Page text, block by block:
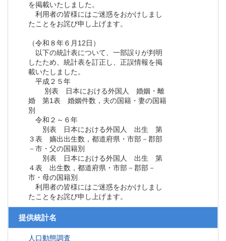
を掲載いたしました。
利用者の皆様にはご迷惑をおかけしまし
たことをお詫び申し上げます。
（令和８年６月12日）
以下の統計表について、一部誤りが判明
したため、統計表を訂正し、正誤情報を掲
載いたしました。
平成２５年
別表 日本における外国人 婚姻・離
婚 第1表 婚姻件数，夫の国籍・妻の国籍
別
令和２～６年
別表 日本における外国人 出生 第
３表 嫡出出生数，都道府県・市部－郡部
－市・父の国籍別
別表 日本における外国人 出生 第
４表 出生数，都道府県・市部－郡部－
市・母の国籍別
利用者の皆様にはご迷惑をおかけしまし
たことをお詫び申し上げます。
提供統計名
人口動態調査